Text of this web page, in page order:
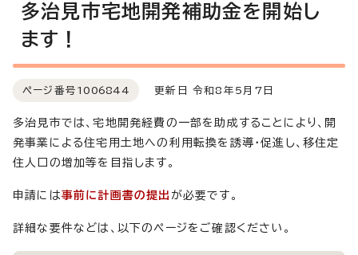
多治見市宅地開発補助金を開始し
ます！
ページ番号 1006844 更新日 令和8年5月7日
多治見市では、宅地開発経費の一部を助成することにより、開
発事業による住宅用土地への利用転換を誘導・促進し、移住定
住人口の増加等を目指します。
申請には事前に計画書の提出 が必要です。
詳細な要件などは、以下のページをご確認ください。